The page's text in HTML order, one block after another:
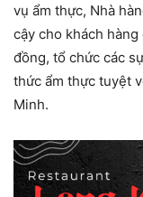
vụ ẩm thực, Nhà
cậy cho khách
đồng, tổ chức các
thức ẩm thực tuyệt
Minh.